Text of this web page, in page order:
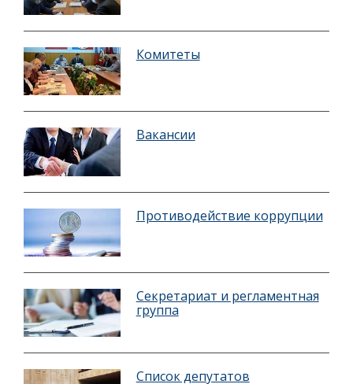
Комитеты
Вакансии
Противодействие коррупции
Секретариат и регламентная
группа
Список депутатов